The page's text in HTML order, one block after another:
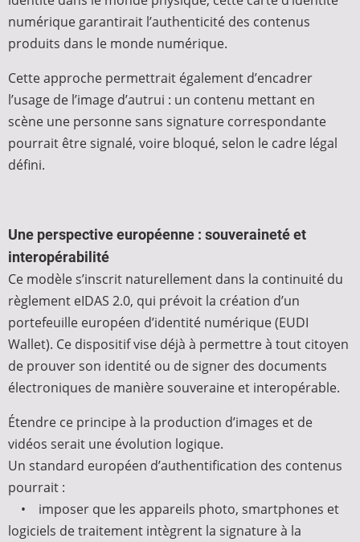
numérique garantirait l’authenticité des contenus
produits dans le monde numérique.
Cette approche permettrait également d’encadrer
l’usage de l’image d’autrui : un contenu mettant en
scène une personne sans signature correspondante
pourrait être signalé, voire bloqué, selon le cadre légal
défini.
Une perspective européenne : souveraineté et
interopérabilité
Ce modèle s’inscrit naturellement dans la continuité du
règlement eIDAS 2.0, qui prévoit la création d’un
portefeuille européen d’identité numérique (EUDI
Wallet). Ce dispositif vise déjà à permettre à tout citoyen
de prouver son identité ou de signer des documents
électroniques de manière souveraine et interopérable.
Étendre ce principe à la production d’images et de
vidéos serait une évolution logique.
Un standard européen d’authentification des contenus
pourrait :
• imposer que les appareils photo, smartphones et
logiciels de traitement intègrent la signature à la